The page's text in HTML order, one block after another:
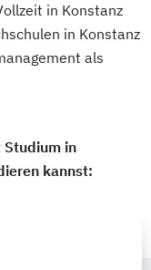
in Konstanz
in Konstanz
als
Studium in
kannst: